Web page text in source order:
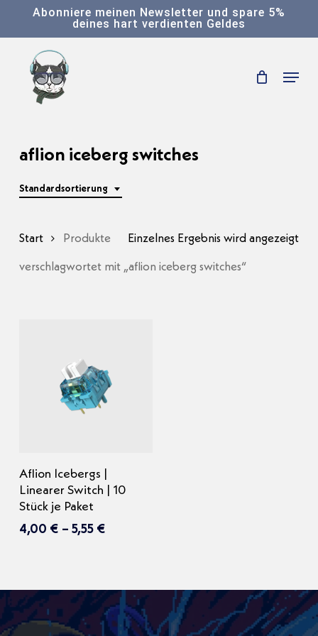
content
Abonniere meinen Newsletter und spare 5%
deines hart verdienten Geldes
aflion iceberg switches
Standardsortierung
Einzelnes Ergebnis wird angezeigt
Start Produkte
verschlagwortet mit „aflion iceberg switches“
Ausführung wählen
Produkt
weist
mehrere
Die
Optionen
Aflion Icebergs |
Linearer Switch | 10
Stück je Paket
4,00 € – 5,55 €Preisspanne: